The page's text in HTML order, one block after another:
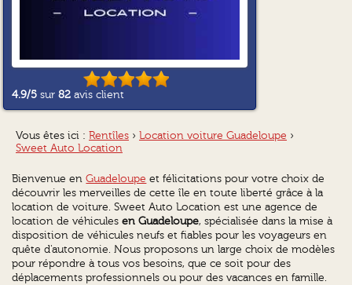
4.9/5 sur82 avis client
Vous êtes ici : Rentîles › Location voiture Guadeloupe ›
Sweet Auto Location
Bienvenue enGuadeloupe et félicitations pour votre choix de
découvrir les merveilles de cette île en toute liberté grâce à la
location de voiture. Sweet Auto Location est une agence de
location de véhiculesen Guadeloupe, spécialisée dans la mise à
disposition de véhicules neufs et fiables pour les voyageurs en
quête d'autonomie. Nous proposons un large choix de modèles
pour répondre à tous vos besoins, que ce soit pour des
déplacements professionnels ou pour des vacances en famille.